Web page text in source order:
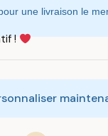
une livraison le
!